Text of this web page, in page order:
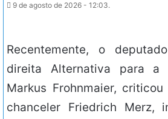
9 de agosto de 2026 - 12:03.
Recentemente, o
direita Alternativa para a
Markus Frohnmaier,
chanceler Friedrich Merz,